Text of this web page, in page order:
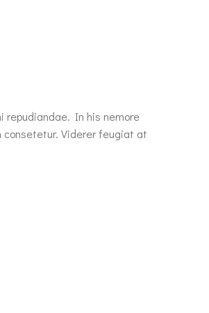
repudiandae. In his nemore
consetetur. Viderer feugiat at